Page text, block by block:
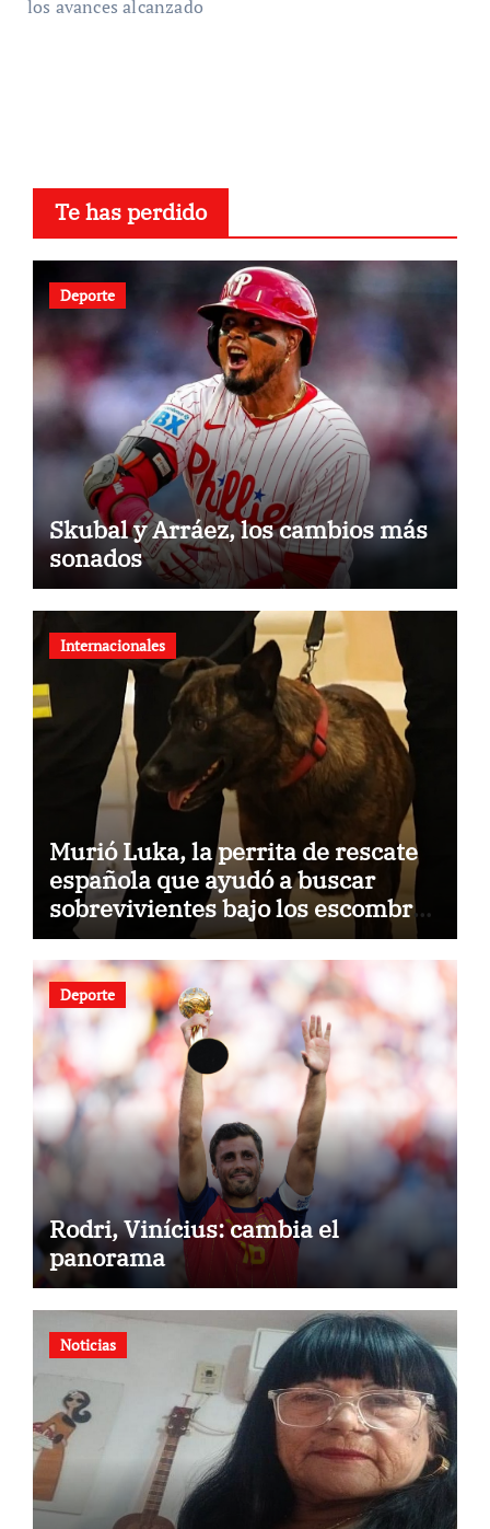
los avances alcanzado
Te has perdido
Deporte
Skubal y Arráez, los cambios más
sonados
Internacionales
Murió Luka, la perrita de rescate
española que ayudó a buscar
sobrevivientes bajo los escombros
tras los terremotos
Deporte
Rodri, Vinícius: cambia el
panorama
Noticias